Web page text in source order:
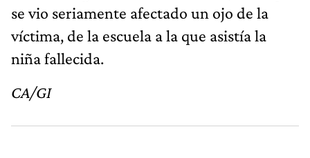
se vio seriamente afectado un ojo de la
víctima, de la escuela a la que asistía la
niña fallecida.
CA/GI